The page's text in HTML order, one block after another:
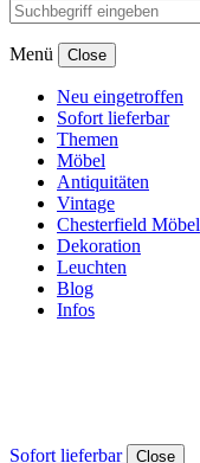
Menü Close
Neu eingetroffen
Sofort lieferbar
Themen
Möbel
Antiquitäten
Vintage
Chesterfield Möbel
Dekoration
Leuchten
Blog
Infos
Sofort lieferbar Close